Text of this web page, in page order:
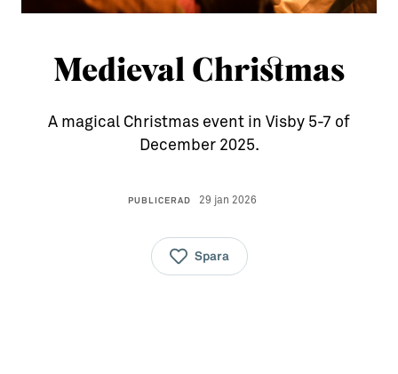
Sustainable Plejs
Hansestaden världsarv
Almedalsveckan
Medeltidsveckan
Visby Centrum
Allt om bostad
→ Köpa bostad
Allt om livet på Ön
→ Fritidsliv
→ Föreningsliv
Medieval Christmas
A magical Christmas event in Visby 5-7 of
December 2025.
PUBLICERAD 29 jan 2026
Spara